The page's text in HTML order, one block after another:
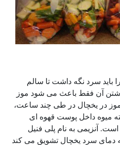
باید سرد نگه داشت تا سالم
آن فقط باعث می شود موز
در یخچال در طی چند ساعت،
میوه داخل پوست قهوه ای
آنزیمی به نام پلی فنیل
دمای سرد یخچال تشویق می کند